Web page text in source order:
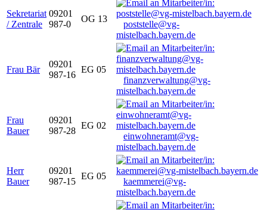
Sekretariat
/ Zentrale
09201
987-0
OG 13
poststelle@vg-
mistelbach.bayern.de
Frau Bär
09201
987-16
EG 05
finanzverwaltung@vg-
mistelbach.bayern.de
Frau
Bauer
09201
987-28
EG 02
einwohneramt@vg-
mistelbach.bayern.de
Herr
Bauer
09201
987-15
EG 05
kaemmerei@vg-
mistelbach.bayern.de